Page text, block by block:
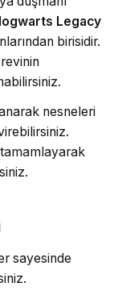
Legacy
birisidir.
nesneleri
sayesinde